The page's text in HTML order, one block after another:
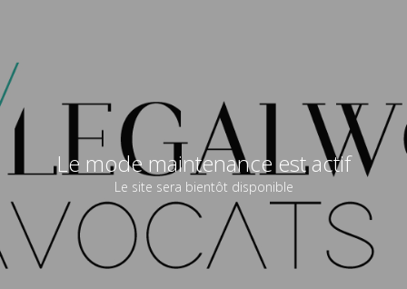
Le mode maintenance est actif
Le site sera bientôt disponible